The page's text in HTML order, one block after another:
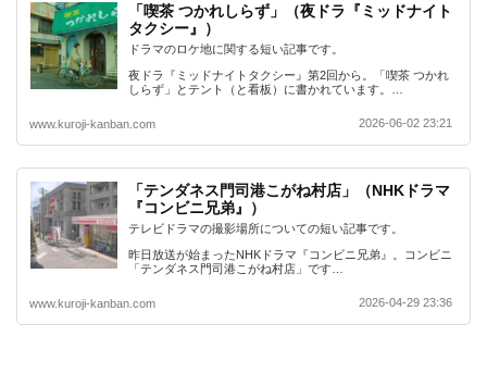
「喫茶 つかれしらず」（夜ドラ『ミッドナイト
タクシー』）
ドラマのロケ地に関する短い記事です。
夜ドラ『ミッドナイトタクシー』第2回から。「喫茶 つかれ
しらず」とテント（と看板）に書かれています。…
www.kuroji-kanban.com 2026-06-02 23:21
「テンダネス門司港こがね村店」（NHKドラマ
『コンビニ兄弟』）
テレビドラマの撮影場所についての短い記事です。
昨日放送が始まったNHKドラマ『コンビニ兄弟』。コンビニ
「テンダネス門司港こがね村店」です…
www.kuroji-kanban.com 2026-04-29 23:36